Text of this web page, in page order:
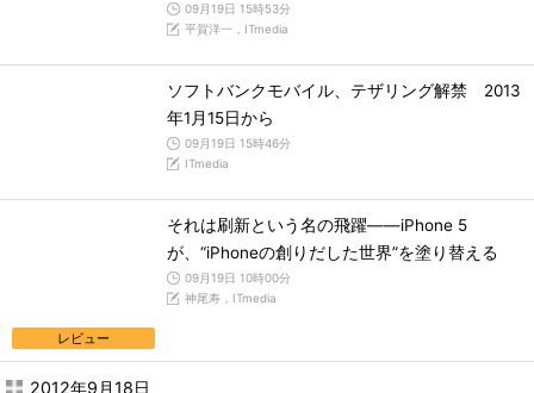
09月19日 15時53分
平賀洋一，ITmedia
ソフトバンクモバイル、テザリング解禁 2013
年1月15日から
09月19日 15時46分
ITmedia
レビュー
それは刷新という名の飛躍――iPhone 5
が、“iPhoneの創りだした世界”を塗り替える
09月19日 10時00分
神尾寿，ITmedia
2012年9月18日